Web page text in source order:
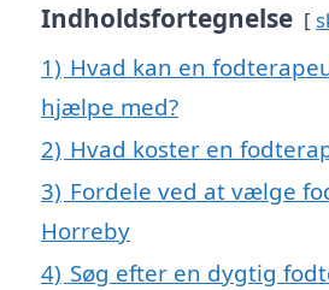
Indholdsfortegnelse
1) Hvad kan en
hjælpe med?
2) Hvad koster en
3) Fordele ved at vælge
Horreby
4) Søg efter en dygtig